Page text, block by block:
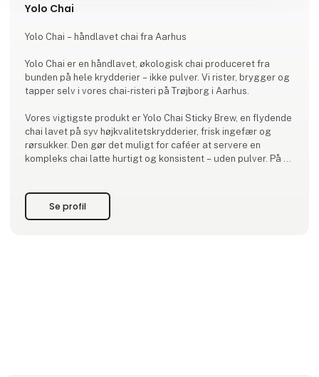
Yolo Chai
Yolo Chai – håndlavet chai fra Aarhus
Yolo Chai er en håndlavet, økologisk chai produceret fra
bunden på hele krydderier – ikke pulver. Vi rister, brygger og
tapper selv i vores chai-risteri på Trøjborg i Aarhus.
Vores vigtigste produkt er Yolo Chai Sticky Brew, en flydende
chai lavet på syv højkvalitetskrydderier, frisk ingefær og
rørsukker. Den gør det muligt for caféer at servere en
kompleks chai latte hurtigt og konsistent – uden pulver. På få
I produktionen opstod også Yolo Chai Sprinkle, hvor
krydderierne fra brygninge
Se profil